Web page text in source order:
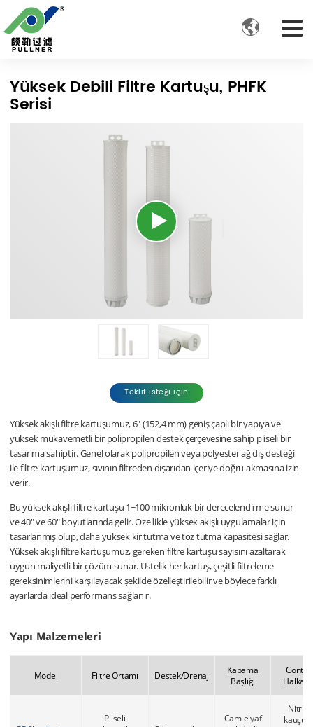

Yüksek Debili Filtre Kartuşu, PHFK
Serisi
Teklif isteği için
Yüksek akışlı filtre kartuşumuz, 6" (152,4 mm) geniş çaplı bir yapıya ve
yüksek mukavemetli bir polipropilen destek çerçevesine sahip pliseli bir
tasarıma sahiptir. Genel olarak polipropilen veya polyester ağ dış desteği
ile filtre kartuşumuz, sıvının filtreden dışarıdan içeriye doğru akmasına izin
verir.
Bu yüksek akışlı filtre kartuşu 1~100 mikronluk bir derecelendirme sunar
ve 40" ve 60" boyutlarında gelir. Özellikle yüksek akışlı uygulamalar için
tasarlanmış olup, daha yüksek kir tutma ve toz tutma kapasitesi sağlar.
Yüksek akışlı filtre kartuşumuz, gereken filtre kartuşu sayısını azaltarak
uygun maliyetli bir çözüm sunar. Üstelik her kartuş, çeşitli filtreleme
gereksinimlerini karşılayacak şekilde özelleştirilebilir ve böylece farklı
ayarlarda ideal performans sağlanır.
Yapı Malzemeleri
Model Filtre Ortamı Destek/Drenaj
Kapama
Başlığı
Conta
Halkası
Pliseli
Cam elyaf
Nitril
kauçuk